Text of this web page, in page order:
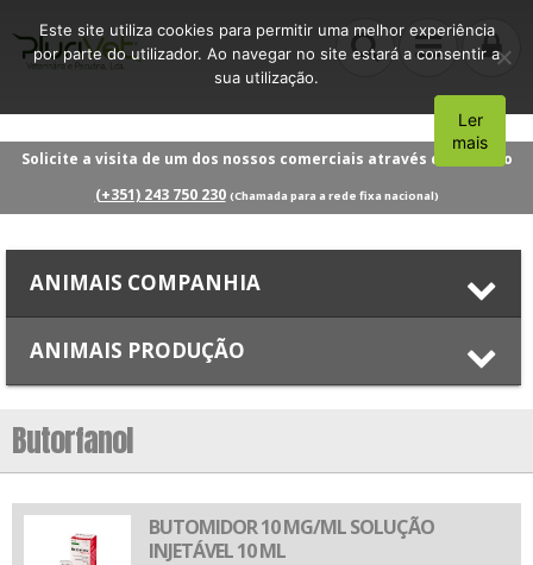
Solicite a visita de um dos nossos comerciais através do número
(+351) 243 750 230 (Chamada para a rede fixa nacional)
ANIMAIS COMPANHIA
ANIMAIS PRODUÇÃO
Butorfanol
BUTOMIDOR 10 MG/ML SOLUÇÃO
INJETÁVEL 10 ML
Este site utiliza cookies para permitir uma melhor experiência
por parte do utilizador. Ao navegar no site estará a consentir a
sua utilização.
Aceito
Ler
mais